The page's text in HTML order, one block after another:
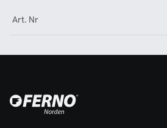
Art. Nr